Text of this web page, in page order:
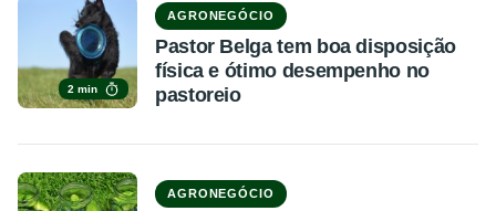
2 min
AGRONEGÓCIO
Pastor Belga tem boa disposição
física e ótimo desempenho no
pastoreio
AGRONEGÓCIO